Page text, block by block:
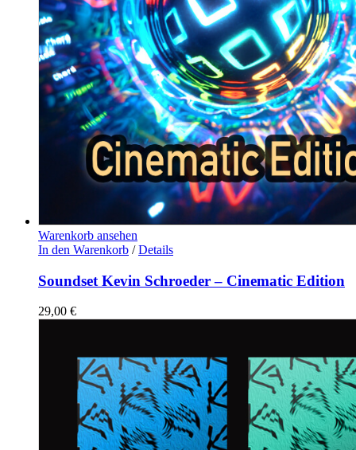
Warenkorb ansehen
In den Warenkorb / Details
Soundset Kevin Schroeder – Cinematic Edition
29,00 €